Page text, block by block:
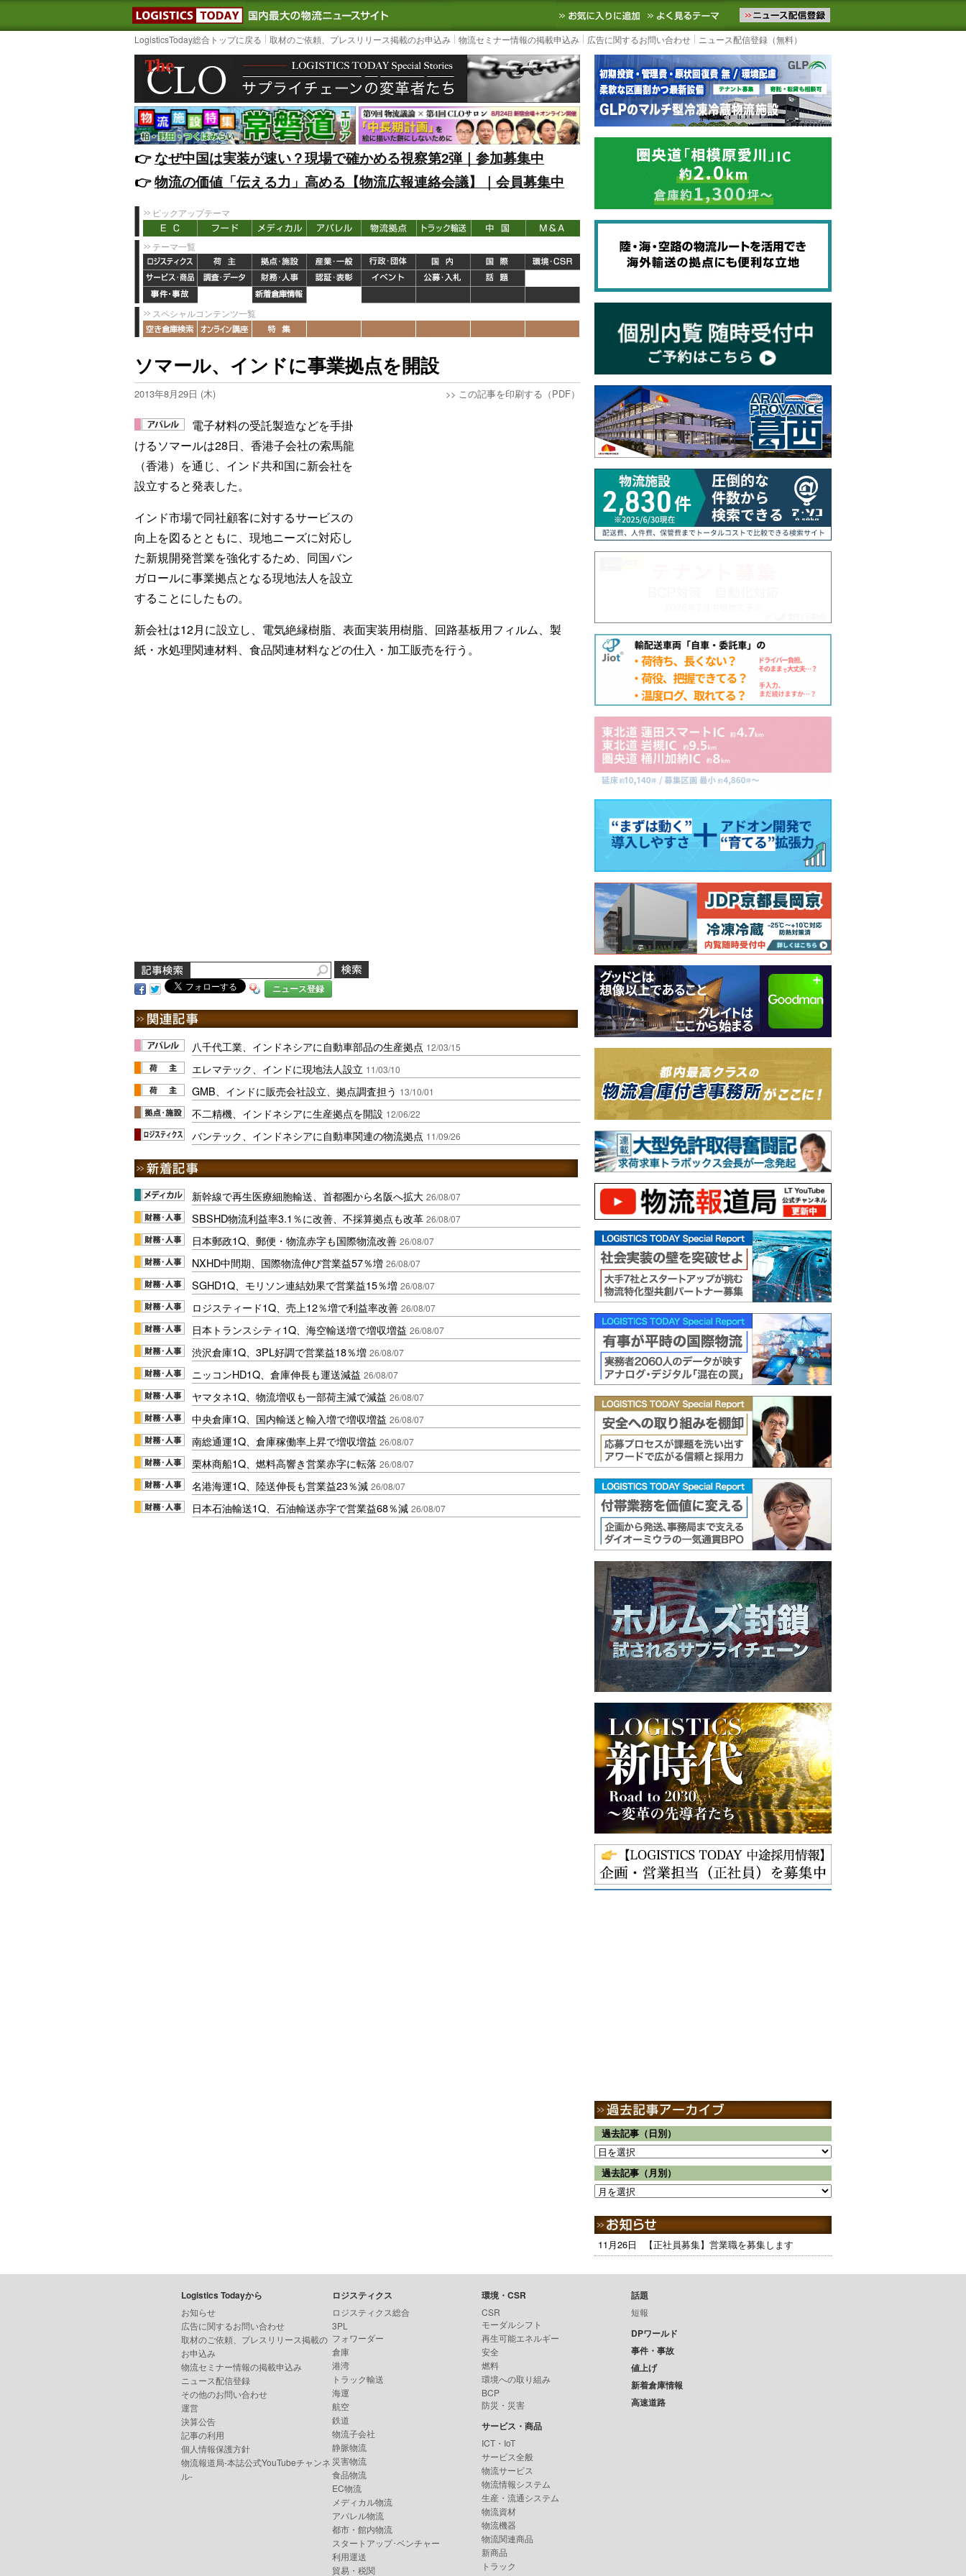
LOGISTICS TODAY｜国内最大の物流ニュースサイト3PL, SCMなど国内外の最新の物流ニュースをお届けします。物流ニュースメール配信を登録す
お気に入りに追加 よく見るテーマ
LogisticsToday総合トップに戻る 取材のご依頼、プレスリリース掲載のお申込み 物流セミナー情報の掲載申込み 広告に関するお問い合わせ ニュース配信登録（無料）
👉️なぜ中国は実装が速い？現場で確かめる視察第2弾｜参加募集中
👉️物流の価値「伝える力」高める【物流広報連絡会議】｜会員募集中
ピックアップテーマ
テーマ一覧
スペシャルコンテンツ一覧
ソマール、インドに事業拠点を開設
2013年8月29日 (木) >> この記事を印刷する（PDF）
電子材料の受託製造などを手掛
けるソマールは28日、香港子会社の索馬龍
（香港）を通じ、インド共和国に新会社を
設立すると発表した。
インド市場で同社顧客に対するサービスの
向上を図るとともに、現地ニーズに対応し
た新規開発営業を強化するため、同国バン
ガロールに事業拠点となる現地法人を設立
することにしたもの。
新会社は12月に設立し、電気絶縁樹脂、表面実装用樹脂、回路基板用フィルム、製
紙・水処理関連材料、食品関連材料などの仕入・加工販売を行う。
ニュース登録
八千代工業、インドネシアに自動車部品の生産拠点 12/03/15
エレマテック、インドに現地法人設立 11/03/10
GMB、インドに販売会社設立、拠点調査担う 13/10/01
不二精機、インドネシアに生産拠点を開設 12/06/22
バンテック、インドネシアに自動車関連の物流拠点 11/09/26
新幹線で再生医療細胞輸送、首都圏から名阪へ拡大 26/08/07
SBSHD物流利益率3.1％に改善、不採算拠点も改革 26/08/07
日本郵政1Q、郵便・物流赤字も国際物流改善 26/08/07
NXHD中間期、国際物流伸び営業益57％増 26/08/07
SGHD1Q、モリソン連結効果で営業益15％増 26/08/07
ロジスティード1Q、売上12％増で利益率改善 26/08/07
日本トランスシティ1Q、海空輸送増で増収増益 26/08/07
渋沢倉庫1Q、3PL好調で営業益18％増 26/08/07
ニッコンHD1Q、倉庫伸長も運送減益 26/08/07
ヤマタネ1Q、物流増収も一部荷主減で減益 26/08/07
中央倉庫1Q、国内輸送と輸入増で増収増益 26/08/07
南総通運1Q、倉庫稼働率上昇で増収増益 26/08/07
栗林商船1Q、燃料高響き営業赤字に転落 26/08/07
名港海運1Q、陸送伸長も営業益23％減 26/08/07
日本石油輸送1Q、石油輸送赤字で営業益68％減 26/08/07
過去記事（日別）
過去記事（月別）
11月26日 【正社員募集】営業職を募集します
Logistics Todayから
お知らせ
広告に関するお問い合わせ
取材のご依頼、プレスリリース掲載の
お申込み
物流セミナー情報の掲載申込み
ニュース配信登録
その他のお問い合わせ
運営
決算公告
記事の利用
個人情報保護方針
物流報道局-本誌公式YouTubeチャンネ
ル-
ロジスティクス
ロジスティクス総合
3PL
フォワーダー
倉庫
港湾
トラック輸送
海運
航空
鉄道
物流子会社
静脈物流
災害物流
食品物流
EC物流
メディカル物流
アパレル物流
都市・館内物流
スタートアップ･ベンチャー
利用運送
貿易・税関
環境・CSR
CSR
モーダルシフト
再生可能エネルギー
安全
燃料
環境への取り組み
BCP
防災・災害
サービス・商品
ICT・IoT
サービス全般
物流サービス
物流情報システム
生産・流通システム
物流資材
物流機器
物流関連商品
新商品
トラック
話題
短報
DPワールド
事件・事故
値上げ
新着倉庫情報
高速道路